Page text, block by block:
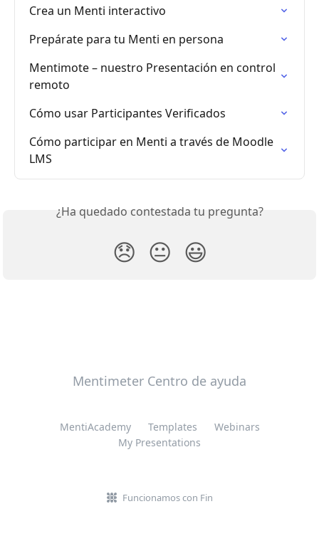
Crea un Menti interactivo
Prepárate para tu Menti en persona
Mentimote – nuestro Presentación en control
remoto
Cómo usar Participantes Verificados
Cómo participar en Menti a través de Moodle
LMS
¿Ha quedado contestada tu pregunta?
😞 😐 😃
Mentimeter Centro de ayuda
MentiAcademy Templates
Webinars
My Presentations
Funcionamos con Fin